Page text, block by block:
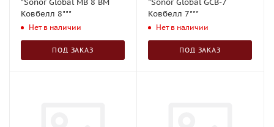
"Sonor Global MB 8 BM
Ковбелл 8"""
Нет в наличии
ПОД ЗАКАЗ
"Sonor Global GCB-7
Ковбелл 7"""
Нет в наличии
ПОД ЗАКАЗ